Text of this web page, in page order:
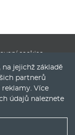
cookies
jejichž základě
partnerů
Více
údajů naleznete